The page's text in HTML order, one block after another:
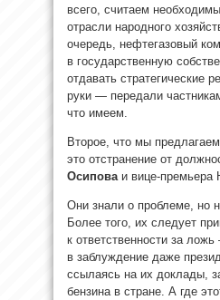
всего, считаем
отрасли народного
очередь, нефтегазовый
в государственную
отдавать стратегические
руки — передали
что имеем.
Второе, что мы
это отстранение от
Осипова и вице-премьера
Они знали о проблеме, но
Более того, их следует
к ответственности за
в заблуждение даже
ссылаясь на их доклады,
бензина в стране. А где